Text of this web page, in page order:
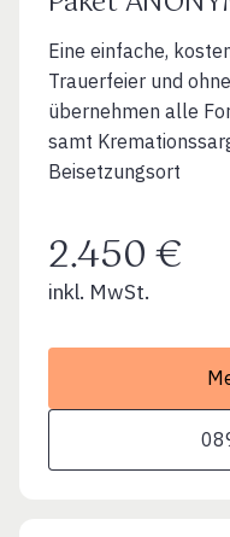
Eine einfache,
Trauerfeier und
übernehmen alle
samt
Beisetzungsort
2.450 €
inkl. MwSt.